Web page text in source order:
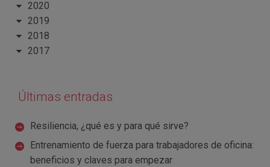
2020
2019
2018
2017
Últimas entradas
Resiliencia, ¿qué es y para qué sirve?
Entrenamiento de fuerza para trabajadores de oficina:
beneficios y claves para empezar